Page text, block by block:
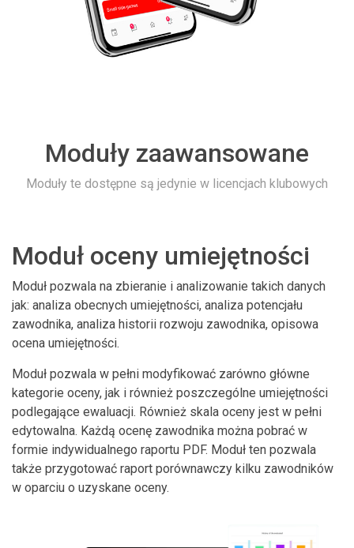
Moduły zaawansowane
Moduły te dostępne są jedynie w licencjach klubowych
Moduł oceny umiejętności
Moduł pozwala na zbieranie i analizowanie takich danych
jak: analiza obecnych umiejętności, analiza potencjału
zawodnika, analiza historii rozwoju zawodnika, opisowa
ocena umiejętności.
Moduł pozwala w pełni modyfikować zarówno główne
kategorie oceny, jak i również poszczególne umiejętności
podlegające ewaluacji. Również skala oceny jest w pełni
edytowalna. Każdą ocenę zawodnika można pobrać w
formie indywidualnego raportu PDF. Moduł ten pozwala
także przygotować raport porównawczy kilku zawodników
w oparciu o uzyskane oceny.